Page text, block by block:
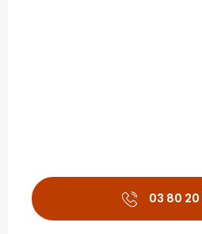
03 80 20